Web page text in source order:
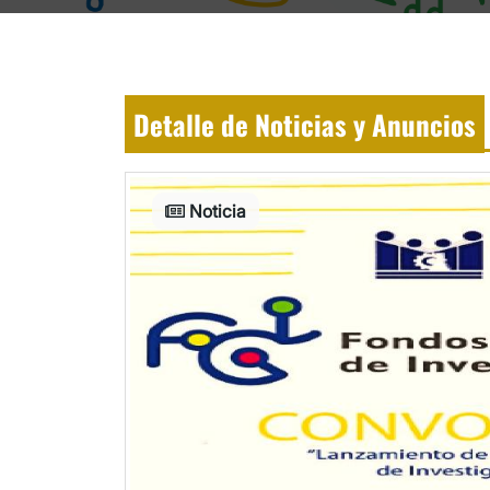
Detalle de Noticias y Anuncios
Noticia